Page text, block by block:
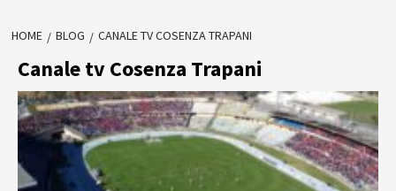
HOME BLOG CANALE TV COSENZA TRAPANI
Canale tv Cosenza Trapani